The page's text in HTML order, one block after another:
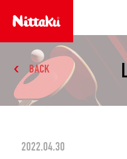
BACK
2022.04.30